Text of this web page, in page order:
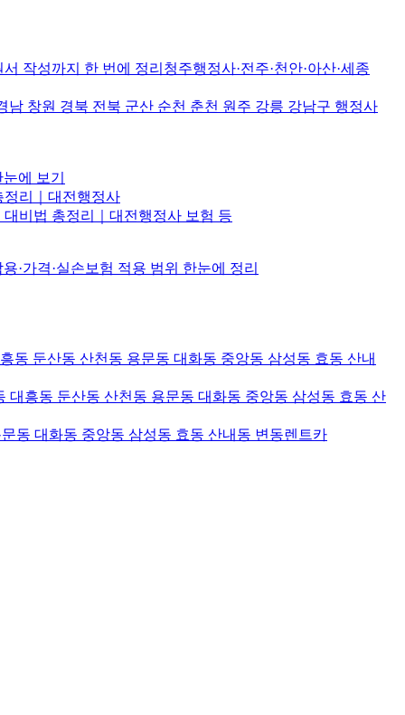
작성까지 한 번에 정리청주행정사·전주·천안·아산·세종
창원 경북 전북 군산 순천 춘천 원주 강릉 강남구 행정사
에 보기
정리｜대전행정사
대비법 총정리｜대전행정사 보험 등
·가격·실손보험 적용 범위 한눈에 정리
동 둔산동 산천동 용문동 대화동 중앙동 삼성동 효동 산내
흥동 둔산동 산천동 용문동 대화동 중앙동 삼성동 효동 산
동 대화동 중앙동 삼성동 효동 산내동 변동렌트카